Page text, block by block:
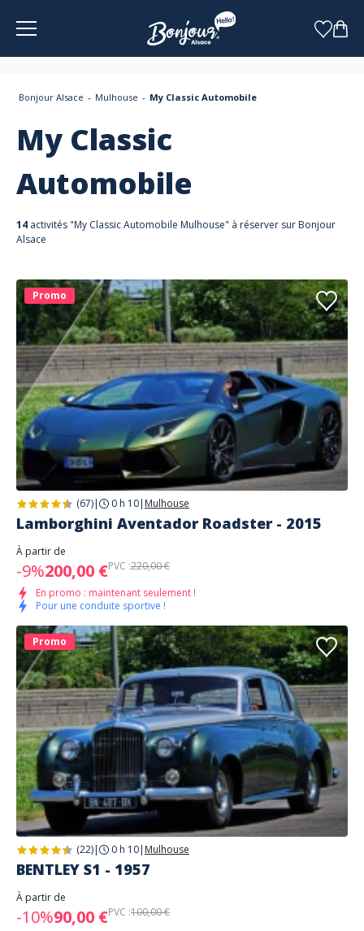
Bonjour Alsace Mulhouse My Classic Automobile
My Classic
Automobile
14 activités "My Classic Automobile Mulhouse" à réserver sur Bonjour
Alsace
Promo
(67)| 0 h 10| Mulhouse
Lamborghini Aventador Roadster - 2015
À partir de
-9%200,00 €PVC :220,00 €
En promo : maintenant seulement !
Pour une conduite sportive !
Promo
(22)| 0 h 10| Mulhouse
BENTLEY S1 - 1957
À partir de
-10%90,00 €PVC :100,00 €